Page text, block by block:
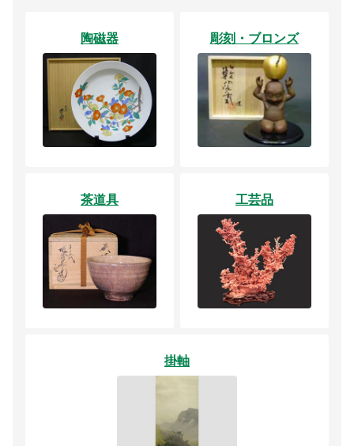
陶磁器 彫刻・ブロンズ
茶道具 工芸品
掛軸